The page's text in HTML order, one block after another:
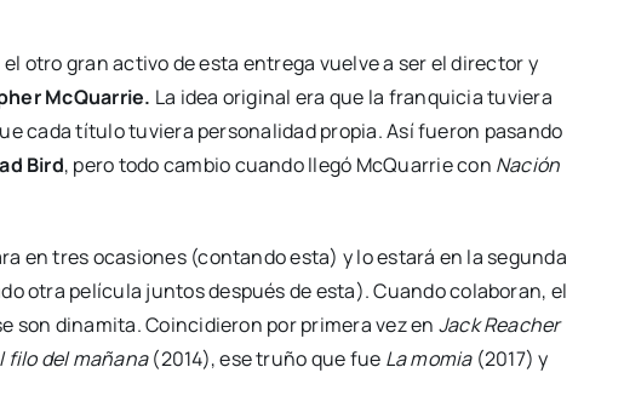
otro gran acti­vo de esta entre­ga vuel­ve a ser el direc­tor y
McQua­rrie. La idea ori­gi­nal era que la fran­qui­cia tuvie­ra
cada títu­lo tuvie­ra per­so­na­li­dad pro­pia. Así fue­ron pasan­do
Bird, pero todo cam­bio cuan­do lle­gó McQua­rrie con Nación
en tres oca­sio­nes (con­tan­do esta) y lo esta­rá en la segun­da
otra pelí­cu­la jun­tos des­pués de esta). Cuan­do cola­bo­ran, el
son dina­mi­ta. Coin­ci­die­ron por pri­me­ra vez en Jack Reacher
filo del maña­na(2014), ese tru­ño que fue La momia(2017) y